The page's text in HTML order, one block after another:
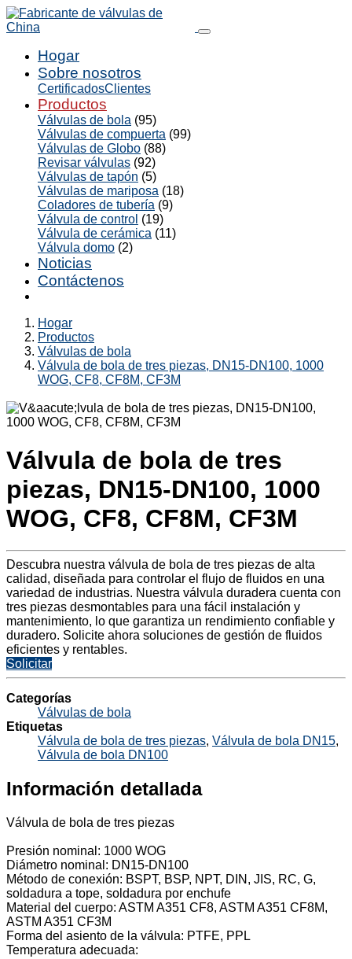
Hogar
Sobre nosotros
CertificadosClientes
Productos
Válvulas de bola (95)
Válvulas de compuerta (99)
Válvulas de Globo (88)
Revisar válvulas (92)
Válvulas de tapón (5)
Válvulas de mariposa (18)
Coladores de tubería (9)
Válvula de control (19)
Válvula de cerámica (11)
Válvula domo (2)
Noticias
Contáctenos
Hogar
Productos
Válvulas de bola
Válvula de bola de tres piezas, DN15-DN100, 1000
WOG, CF8, CF8M, CF3M
Válvula de bola de tres
piezas, DN15-DN100, 1000
WOG, CF8, CF8M, CF3M
Descubra nuestra válvula de bola de tres piezas de alta
calidad, diseñada para controlar el flujo de fluidos en una
variedad de industrias. Nuestra válvula duradera cuenta con
tres piezas desmontables para una fácil instalación y
mantenimiento, lo que garantiza un rendimiento confiable y
duradero. Solicite ahora soluciones de gestión de fluidos
eficientes y rentables.
Solicitar
Categorías
Válvulas de bola
Etiquetas
Válvula de bola de tres piezas, Válvula de bola DN15,
Válvula de bola DN100
Información detallada
Válvula de bola de tres piezas
Presión nominal: 1000 WOG
Diámetro nominal: DN15-DN100
Método de conexión: BSPT, BSP, NPT, DIN, JIS, RC, G,
soldadura a tope, soldadura por enchufe
Material del cuerpo: ASTM A351 CF8, ASTM A351 CF8M,
ASTM A351 CF3M
Forma del asiento de la válvula: PTFE, PPL
Temperatura adecuada: